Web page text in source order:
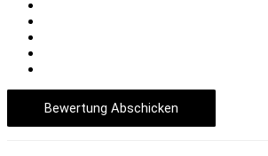
Bewertung Abschicken